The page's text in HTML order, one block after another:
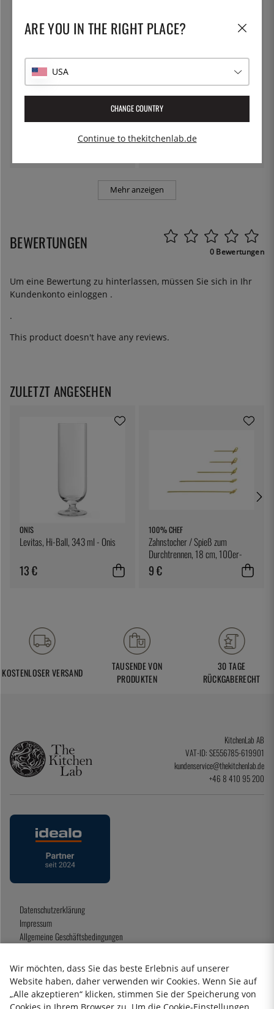
Gastrolöffel / Servierlöffel
LILIEN
Zahnstocherhalter, Lifestyle
Natural - Lilien
Mehr anzeigen
BEWERTUNGEN 0 Bewertungen
Um eine Bewertung zu hinterlassen, müssen Sie sich in Ihr
Kundenkonto einloggen .
.
This product doesn't have any reviews.
ZULETZT ANGESEHEN
ONIS
Levitas, Hi-Ball, 343 ml - Onis
13 €
100% CHEF
Zahnstocher / Spieß zum
Durchtrennen, 18 cm, 100er-
Pack - 100% Chef
9 €
KOSTENLOSER VERSAND
TAUSENDE VON
PRODUKTEN
30 TAGE
RÜCKGABERECHT
KitchenLab AB
VAT-ID: SE556785-619901
kundenservice@thekitchenlab.de
+46 8 410 95 200
Datenschutzerklärung
Impressum
Allgemeine Geschäftsbedingungen
2026 KitchenLab AB
Wir möchten, dass Sie das beste Erlebnis auf unserer
Website haben, daher verwenden wir Cookies. Wenn Sie auf
„Alle akzeptieren“ klicken, stimmen Sie der Speicherung von
ARE YOU IN THE RIGHT PLACE?
USA
CHANGE COUNTRY
Continue to thekitchenlab.de